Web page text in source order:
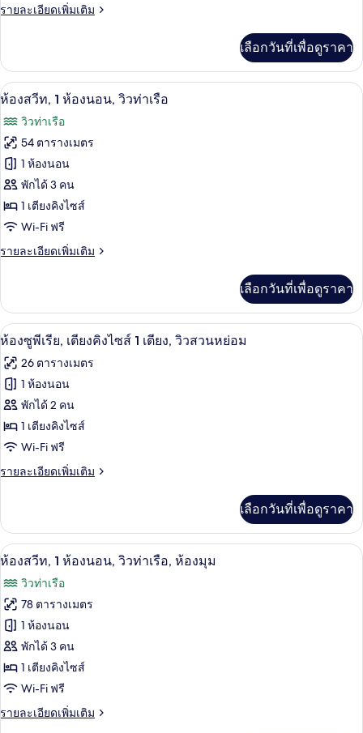
ควีน
2
เตียง,
วิว
ท่าเรือ
รายละเอียดเพิ่มเติม
ราย
เกี่ยว
กับ
ห้อง
เตียง
ควีน
ไซส์
2
เตียง,
วิว
ท่าเรือ
เลือกวันที่เพื่อดูราคา
เปิด
ภาพถ่าย
ทั้งหมด
ของ
ห้อง
สวีท,
1
ห้อง
วิว
ท่าเรือ
ห้องสวีท, 1 ห้องนอน, วิวท่าเรือ | ห้องนั่
5
ห้องสวีท, 1 ห้องนอน, วิวท่าเรือ
วิวท่าเรือ
54 ตารางเมตร
1 ห้องนอน
พักได้ 3 คน
1 เตียงคิงไซส์
Wi-Fi ฟรี
รายละเอียดเพิ่มเติม
ราย
เกี่ยว
กับ
ห้อง
ท,
นอน,
วิว
ท่าเรือ
เลือกวันที่เพื่อดูราคา
เปิด
ภาพถ่าย
ทั้งหมด
ของ
ห้อง
ซู
พี
เตียง
คิง
ไซส์
1
เตียง,
วิว
สวน
หย่อม
6
ห้องซูพีเรีย, เตียงคิงไซส์ 1 เตียง, วิวสวนหย่อม
26 ตารางเมตร
1 ห้องนอน
พักได้ 2 คน
1 เตียงคิงไซส์
Wi-Fi ฟรี
รายละเอียดเพิ่มเติม
ราย
เกี่ยว
กับ
ห้อง
พี
เรีย,
เตียง
คิง
ไซส์
เตียง,
วิว
หย่อม
เลือกวันที่เพื่อดูราคา
เปิด
ภาพถ่าย
ทั้งหมด
ของ
ห้อง
สวีท,
1
ห้อง
เครื่องนอนป้องกันสารก่อภูมิแพ้, มินิบา
5
ห้องสวีท, 1 ห้องนอน, วิวท่าเรือ, ห้องมุม
วิวท่าเรือ
78 ตารางเมตร
1 ห้องนอน
พักได้ 3 คน
1 เตียงคิงไซส์
Wi-Fi ฟรี
รายละเอียดเพิ่มเติม
ราย